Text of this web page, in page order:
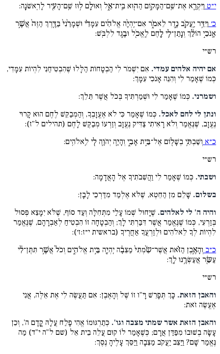
י״ט וַיִּקְרָ֛א אֶת־שֵֽׁם־הַמָּק֥וֹם הַה֖וּא בֵּֽית־אֵ֑ל וְאוּלָ֛ם ל֥וּז שֵֽׁם־הָעִ֖יר לָרִֽאשֹׁנָֽה:
כ׳ וַיִּדַּ֥ר יַֽעֲקֹ֖ב נֶ֣דֶר לֵאמֹ֑ר אִם־יִֽהְיֶ֨ה אֱלֹהִ֜ים עִמָּדִ֗י וּשְׁמָרַ֨נִי֙ בַּדֶּ֤רֶךְ הַזֶּה֙ אֲשֶׁ֣ר
אָֽנֹכִ֣י הוֹלֵ֔ךְ וְנָֽתַן־לִ֥י לֶ֛חֶם לֶֽאֱכֹ֖ל וּבֶ֥גֶד לִלְבֹּֽשׁ:
רש״י
אם יהיה אלהים עמדי. אִם יִשְׁמֹר לִי הַבְטָחוֹת הַלָּלוּ שֶׁהִבְטִיחַנִי לִהְיוֹת עִמָּדִי,
כְּמוֹ שֶׁאָמַר לִי וְהִנֵּה אָנֹכִי עִמָּךְ:
ושמרני. כְּמוֹ שֶׁאָמַר לִי וּשְׁמַרְתִּיךָ בְּכֹל אֲשֶׁר תֵּלֵךְ:
ונתן לי לחם לאכל. כְּמוֹ שֶׁאָמַר כִּי לֹא אֶעֱזָבְךָ, וְהַמְבַקֵּשׁ לֶחֶם הוּא קָרוּי
נֶעֱזָב, שֶׁנֶּאֱמַר וְלֹא רָאִיתִי צַדִּיק נֶעֱזָב וְזַרְעוֹ מְבַקֶּשׁ לָחֶם (תהילים ל"ז):
כ״א וְשַׁבְתִּ֥י בְשָׁל֖וֹם אֶל־בֵּ֣ית אָבִ֑י וְהָיָ֧ה יְהֹוָ֛ה לִ֖י לֵֽאלֹהִֽים:
רש״י
ושבתי. כְּמוֹ שֶׁאָמַר לִי וַהֲשִׁבֹתִיךָ אֶל הָאֲדָמָה:
בשלום. שָׁלֵם מִן הַחֵטְא, שֶׁלֹּא אֶלְמַד מִדַּרְכֵי לָבָן:
והיה ה' לי לאלהים. שֶׁיָּחוּל שְׁמוֹ עָלַי מִתְּחִלָּה וְעַד סוֹף, שֶׁלֹּא יִמָּצֵא פְּסוּל
בְּזַרְעִי, כְּמוֹ שֶׁנֶּאֱמַר אֲשֶׁר דִּבַּרְתִּי לָךְ; וְהַבְטָחָה זוֹ הִבְטִיחַ לְאַבְרָהָם, שֶׁנֶּאֱמַר
לִהְיוֹת לְךָ לֵאלֹהִים וּלְזַרְעֲךָ אַחֲרֶיךָ (בראשית י״ז:ז׳):
כ״ב וְהָאֶ֣בֶן הַזֹּ֗את אֲשֶׁר־שַׂ֨מְתִּי֙ מַצֵּבָ֔ה יִֽהְיֶ֖ה בֵּ֣ית אֱלֹהִ֑ים וְכֹל֙ אֲשֶׁ֣ר תִּתֶּן־לִ֔י
עַשֵּׂ֖ר אֲעַשְּׂרֶ֥נּוּ לָֽךְ:
רש״י
והאבן הזאת. כָּךְ תְּפָרֵשׁ וָי"ו זוֹ שֶׁל וְהָאֶבֶן: אִם תַּעֲשֶׂה לִי אֶת אֵלֶּה, אֲנִי
אֶעֱשֶׂה זֹאת:
והאבן הזאת אשר שמתי מצבה וגו'. כְּתַרְגּוּמוֹ אֱהִי פָלַח עֲלָהּ קֳדָם ה', וְכֵן
עָשָׂה בְשׁוּבוֹ מִפַּדַּן אֲרָם; כְּשֶׁאָמַר לוֹ קוּם עֲלֵה בֵית אֵל (שם ל"ה י"ד) מַה
נֶּאֱמַר שָׁם? וַיַּצֵּב יַעֲקֹב מַצֵּבָה וַיַּסֵּךְ עָלֶיהָ נֶסֶךְ: